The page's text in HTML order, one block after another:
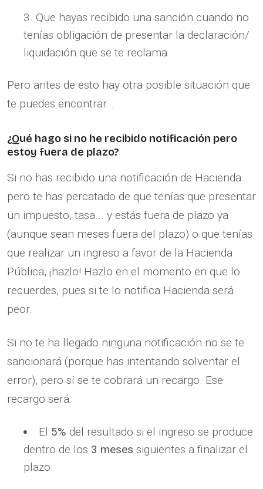
Que hayas recibido una sanción cuando no
tenías obligación de presentar la declaración/
liquidación que se te reclama.
Pero antes de esto hay otra posible situación que
te puedes encontrar…
¿Qué hago si no he recibido notificación pero
estoy fuera de plazo?
Si no has recibido una notificación de Hacienda
pero te has percatado de que tenías que presentar
un impuesto, tasa... y estás fuera de plazo ya
(aunque sean meses fuera del plazo) o que tenías
que realizar un ingreso a favor de la Hacienda
Pública, ¡hazlo! Hazlo en el momento en que lo
recuerdes, pues si te lo notifica Hacienda será
peor.
Si no te ha llegado ninguna notificación no se te
sancionará (porque has intentando solventar el
error), pero sí se te cobrará un recargo. Ese
recargo será:
El 5% del resultado si el ingreso se produce
dentro de los 3 meses siguientes a finalizar el
plazo.